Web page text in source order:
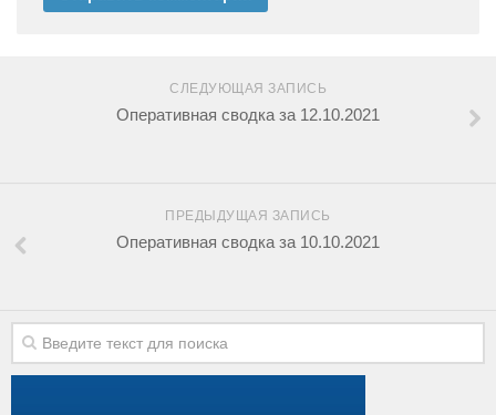
СЛЕДУЮЩАЯ ЗАПИСЬ
Оперативная сводка за 12.10.2021
ПРЕДЫДУЩАЯ ЗАПИСЬ
Оперативная сводка за 10.10.2021